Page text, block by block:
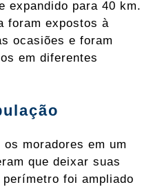
expandido para 40 km.
foram expostos à
ocasiões e foram
em diferentes
moradores em um
que deixar suas
foi ampliado